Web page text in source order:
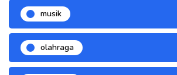
musik
olahraga